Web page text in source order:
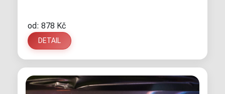
od: 878 Kč
DETAIL